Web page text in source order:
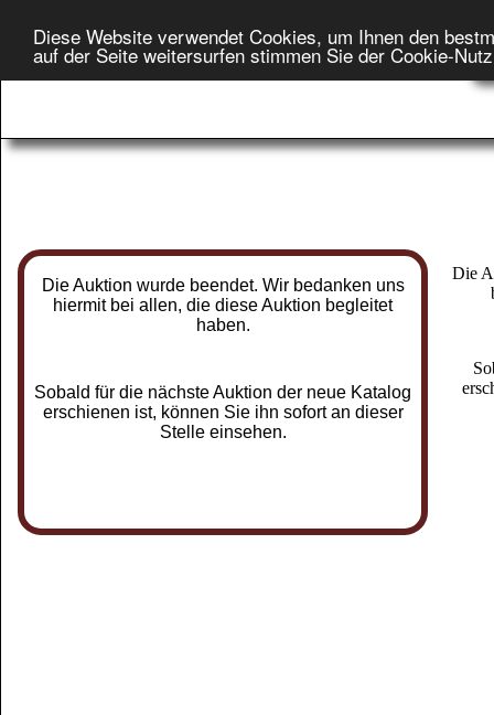
Diese Website verwendet Cookies, um Ihnen den
auf der Seite weitersurfen stimmen Sie der Cookie-
Die Auktion wurde beendet. Wir bedanken uns
hiermit bei allen, die diese Auktion begleitet
haben.
Sobald für die nächste Auktion der neue Katalog
erschienen ist, können Sie ihn sofort an dieser
Stelle einsehen.
Die